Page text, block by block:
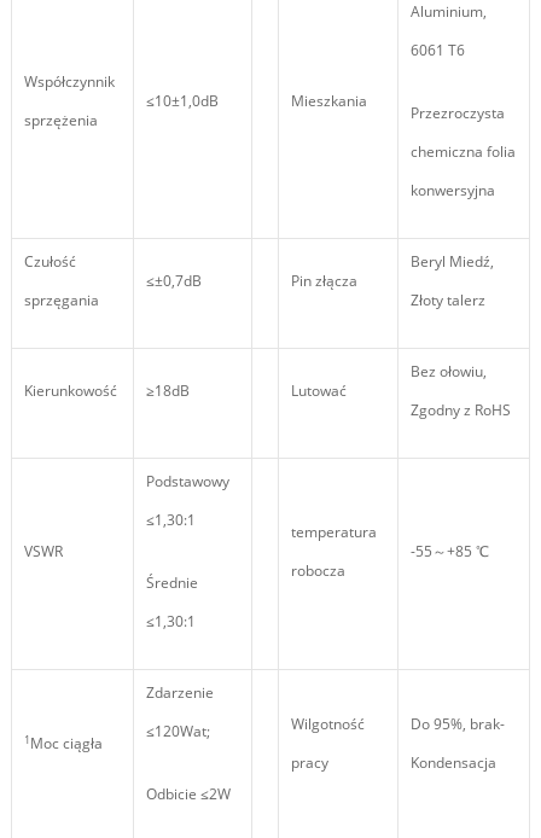
Współczynnik
sprzężenia
≤10±1,0dB Mieszkania
Aluminium,
6061 T6
Przezroczysta
chemiczna folia
konwersyjna
Czułość
sprzęgania
≤±0,7dB Pin złącza
Beryl Miedź,
Złoty talerz
Kierunkowość ≥18dB Lutować
Bez ołowiu,
Zgodny z RoHS
VSWR
Podstawowy
≤1,30:1
Średnie
≤1,30:1
temperatura
robocza
-55～+85 ℃
1 Moc ciągła
Zdarzenie
≤120Wat;
Odbicie ≤2W
Wilgotność
pracy
Do 95%, brak-
Kondensacja